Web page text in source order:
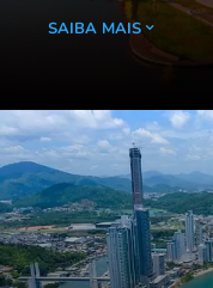
SAIBA MAIS